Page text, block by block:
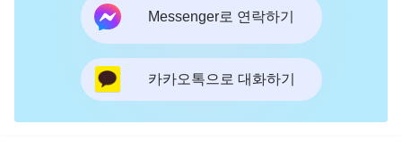
Messenger로 연락하기
카카오톡으로 대화하기